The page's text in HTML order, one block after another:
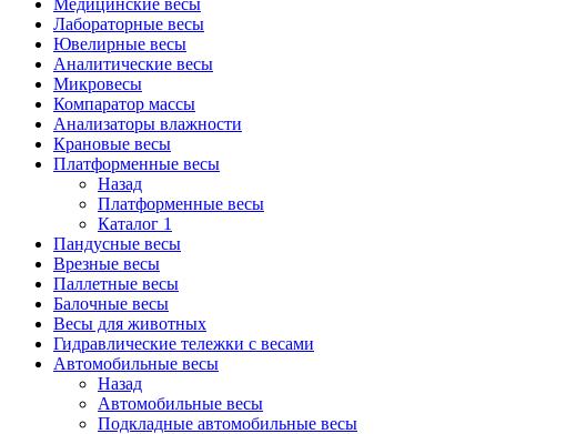
Медицинские весы
Лабораторные весы
Ювелирные весы
Аналитические весы
Микровесы
Компаратор массы
Анализаторы влажности
Крановые весы
Платформенные весы
Назад
Платформенные весы
Каталог 1
Пандусные весы
Врезные весы
Паллетные весы
Балочные весы
Весы для животных
Гидравлические тележки с весами
Автомобильные весы
Назад
Автомобильные весы
Подкладные автомобильные весы